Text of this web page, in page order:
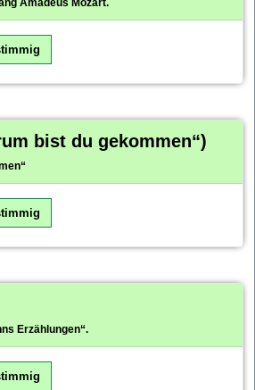
Amadeus Mozart.
bist du gekommen“)
Erzählungen“.